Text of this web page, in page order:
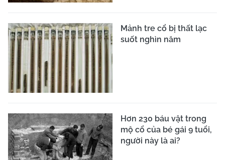
Mảnh tre cổ bị thất lạc
suốt nghìn năm
Hơn 230 báu vật trong
mộ cổ của bé gái 9 tuổi,
người này là ai?